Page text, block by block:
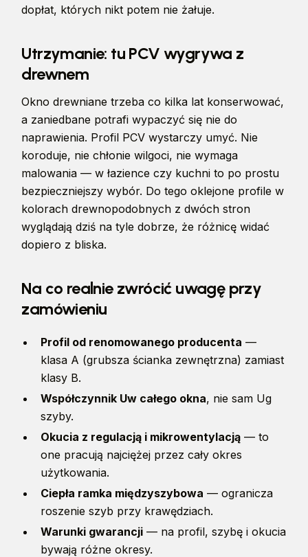
dopłat, których nikt potem nie żałuje.
Utrzymanie: tu PCV wygrywa z
drewnem
Okno drewniane trzeba co kilka lat konserwować,
a zaniedbane potrafi wypaczyć się nie do
naprawienia. Profil PCV wystarczy umyć. Nie
koroduje, nie chłonie wilgoci, nie wymaga
malowania — w łazience czy kuchni to po prostu
bezpieczniejszy wybór. Do tego oklejone profile w
kolorach drewnopodobnych z dwóch stron
wyglądają dziś na tyle dobrze, że różnicę widać
dopiero z bliska.
Na co realnie zwrócić uwagę przy
zamówieniu
Profil od renomowanego producenta —
klasa A (grubsza ścianka zewnętrzna) zamiast
klasy B.
Współczynnik Uw całego okna, nie sam Ug
szyby.
Okucia z regulacją i mikrowentylacją — to
one pracują najciężej przez cały okres
użytkowania.
Ciepła ramka międzyszybowa — ogranicza
roszenie szyb przy krawędziach.
Warunki gwarancji — na profil, szybę i okucia
bywają różne okresy.